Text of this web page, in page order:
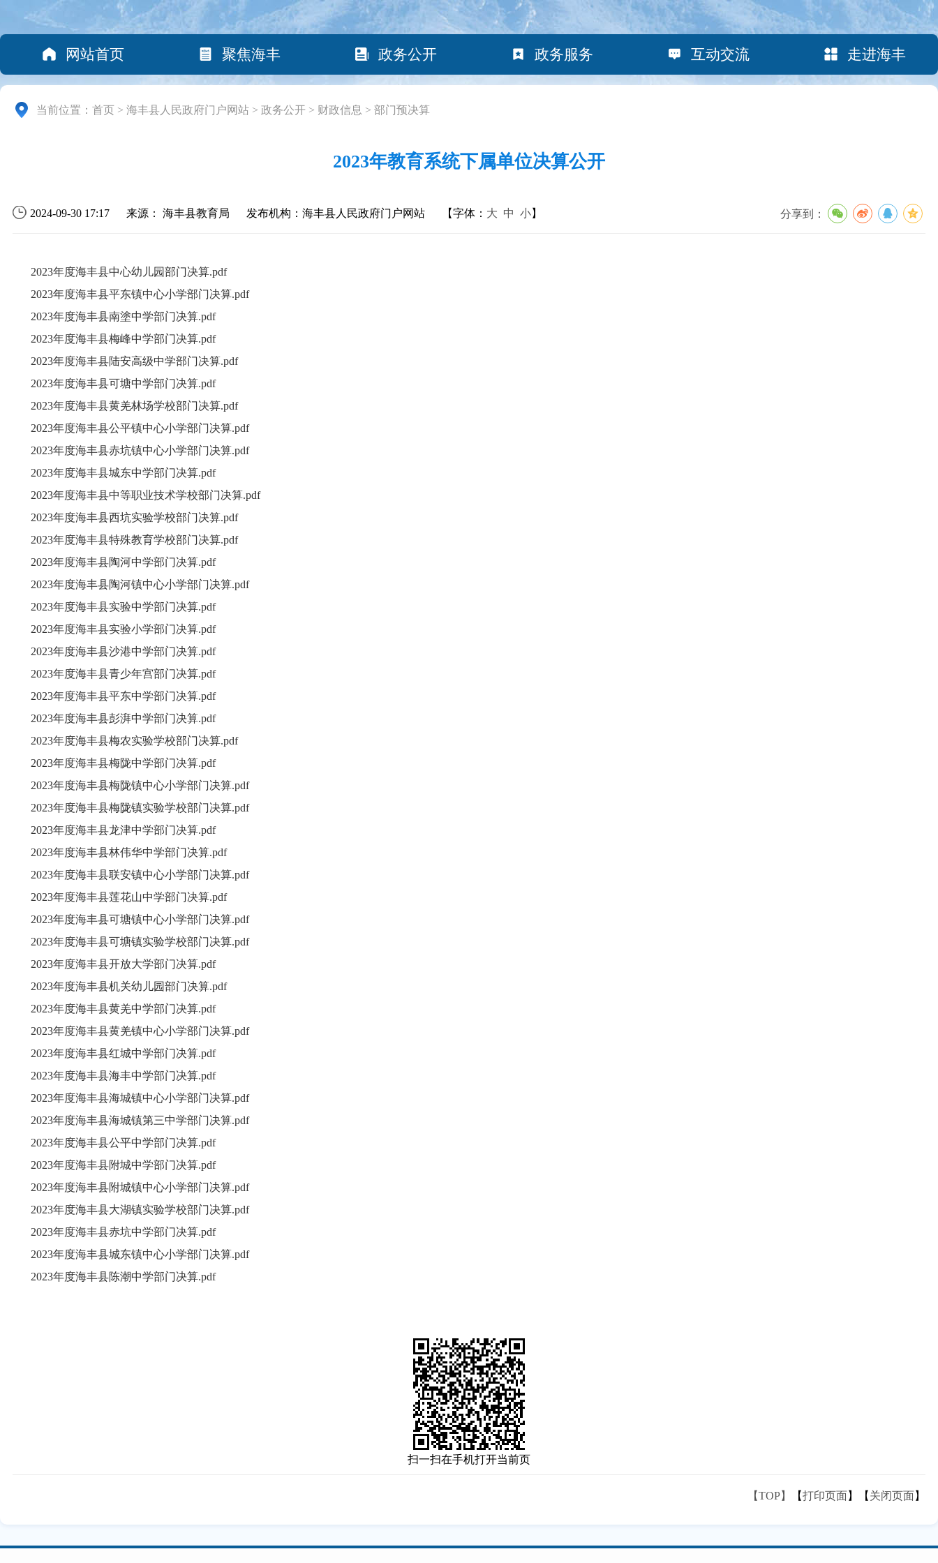
网站首页 聚焦海丰 政务公开 政务服务 互动交流 走进海丰
当前位置： 首页 > 海丰县人民政府门户网站 > 政务公开 > 财政信息 > 部门预决算
2023年教育系统下属单位决算公开
2024-09-30 17:17 来源： 海丰县教育局 发布机构：海丰县人民政府门户网站 【字体： 大 中 小】 分享到：
2023年度海丰县中心幼儿园部门决算.pdf
2023年度海丰县平东镇中心小学部门决算.pdf
2023年度海丰县南塗中学部门决算.pdf
2023年度海丰县梅峰中学部门决算.pdf
2023年度海丰县陆安高级中学部门决算.pdf
2023年度海丰县可塘中学部门决算.pdf
2023年度海丰县黄羌林场学校部门决算.pdf
2023年度海丰县公平镇中心小学部门决算.pdf
2023年度海丰县赤坑镇中心小学部门决算.pdf
2023年度海丰县城东中学部门决算.pdf
2023年度海丰县中等职业技术学校部门决算.pdf
2023年度海丰县西坑实验学校部门决算.pdf
2023年度海丰县特殊教育学校部门决算.pdf
2023年度海丰县陶河中学部门决算.pdf
2023年度海丰县陶河镇中心小学部门决算.pdf
2023年度海丰县实验中学部门决算.pdf
2023年度海丰县实验小学部门决算.pdf
2023年度海丰县沙港中学部门决算.pdf
2023年度海丰县青少年宫部门决算.pdf
2023年度海丰县平东中学部门决算.pdf
2023年度海丰县彭湃中学部门决算.pdf
2023年度海丰县梅农实验学校部门决算.pdf
2023年度海丰县梅陇中学部门决算.pdf
2023年度海丰县梅陇镇中心小学部门决算.pdf
2023年度海丰县梅陇镇实验学校部门决算.pdf
2023年度海丰县龙津中学部门决算.pdf
2023年度海丰县林伟华中学部门决算.pdf
2023年度海丰县联安镇中心小学部门决算.pdf
2023年度海丰县莲花山中学部门决算.pdf
2023年度海丰县可塘镇中心小学部门决算.pdf
2023年度海丰县可塘镇实验学校部门决算.pdf
2023年度海丰县开放大学部门决算.pdf
2023年度海丰县机关幼儿园部门决算.pdf
2023年度海丰县黄羌中学部门决算.pdf
2023年度海丰县黄羌镇中心小学部门决算.pdf
2023年度海丰县红城中学部门决算.pdf
2023年度海丰县海丰中学部门决算.pdf
2023年度海丰县海城镇中心小学部门决算.pdf
2023年度海丰县海城镇第三中学部门决算.pdf
2023年度海丰县公平中学部门决算.pdf
2023年度海丰县附城中学部门决算.pdf
2023年度海丰县附城镇中心小学部门决算.pdf
2023年度海丰县大湖镇实验学校部门决算.pdf
2023年度海丰县赤坑中学部门决算.pdf
2023年度海丰县城东镇中心小学部门决算.pdf
2023年度海丰县陈潮中学部门决算.pdf
扫一扫在手机打开当前页
【TOP】 【打印页面】【 关闭页面】